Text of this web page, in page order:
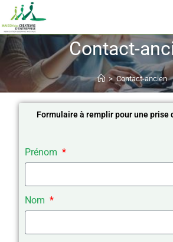
Contact-
> Contact-ancien
Formulaire à remplir pour une prise
Prénom
Nom